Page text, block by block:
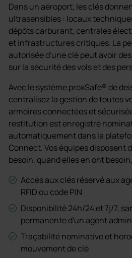
Dans un aéroport, les clés
ultrasensibles : locaux
dépôts carburant, centrales
et infrastructures critiques. La
autorisée d'une clé peut avoir
sur la sécurité des vols et des
Avec le système proxSafe® de
centralisez la gestion de toutes
armoires connectées et
restitution est enregistré
automatiquement dans la
Connect. Vos équipes disposent
besoin, quand elles en ont
Accès aux clés réservé aux
RFID ou code PIN
Disponibilité 24h/24 et 7j/7,
permanente d'un agent
Traçabilité nominative et
mouvement de clé